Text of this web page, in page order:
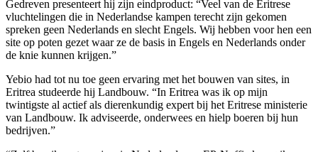
Gedreven presenteert hij zijn eindproduct: “Veel van de Eritrese
vluchtelingen die in Nederlandse kampen terecht zijn gekomen
spreken geen Nederlands en slecht Engels. Wij hebben voor hen een
site op poten gezet waar ze de basis in Engels en Nederlands onder
de knie kunnen krijgen.”
Yebio had tot nu toe geen ervaring met het bouwen van sites, in
Eritrea studeerde hij Landbouw. “In Eritrea was ik op mijn
twintigste al actief als dierenkundig expert bij het Eritrese ministerie
van Landbouw. Ik adviseerde, onderwees en hielp boeren bij hun
bedrijven.”